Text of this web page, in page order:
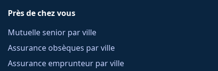
Près de chez vous
Mutuelle senior par ville
Assurance obsèques par ville
Assurance emprunteur par ville